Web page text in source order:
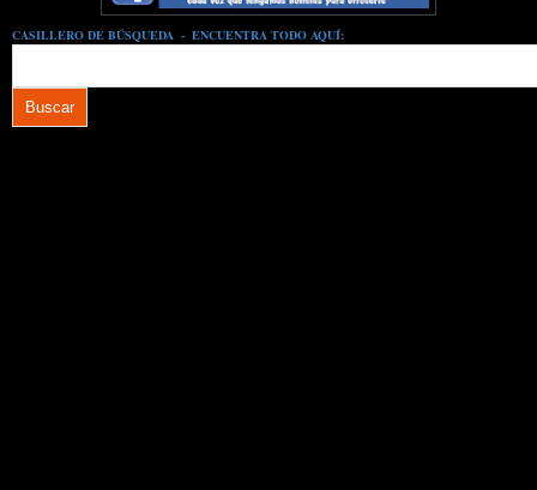
CASILLERO DE BÚSQUEDA - ENCUENTRA TODO AQUÍ: